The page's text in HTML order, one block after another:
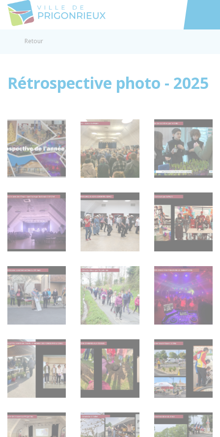
Accéder
Retour
Rétrospective photo - 2025